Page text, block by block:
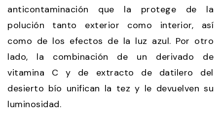
anticontaminación que la protege de la
polución tanto exterior como interior, así
como de los efectos de la luz azul. Por otro
lado, la combinación de un derivado de
vitamina C y de extracto de datilero del
desierto bío unifican la tez y le devuelven su
luminosidad.